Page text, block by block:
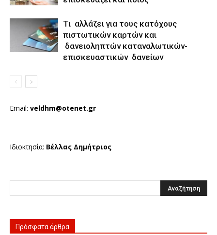
Τι αλλάζει για τους κατόχους
πιστωτικών καρτών και
δανειοληπτών καταναλωτικών-
επισκευαστικών δανείων
Email: veldhm@otenet.gr
Ιδιοκτησία: Βέλλας Δημήτριος
Πρόσφατα άρθρα